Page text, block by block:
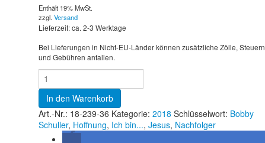
Enthält 19% MwSt.
zzgl. Versand
Lieferzeit: ca. 2-3 Werktage
Bei Lieferungen in Nicht-EU-Länder können zusätzliche Zölle, Steuern
und Gebühren anfallen.
In den Warenkorb
Art.-Nr.: 18-239-36 Kategorie: 2018 Schlüsselwort: Bobby
Schuller, Hoffnung, Ich bin..., Jesus, Nachfolger